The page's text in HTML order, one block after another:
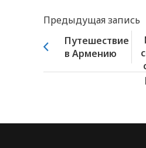
Предыдущая запись
Путешествие
в Армению